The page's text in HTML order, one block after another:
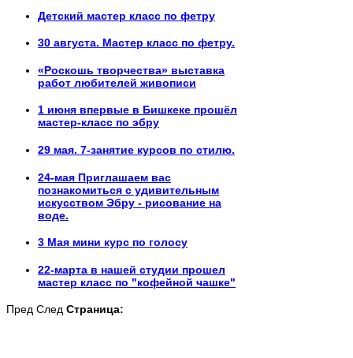
Детский мастер класс по фетру
30 августа. Мастер класс по фетру.
«Роскошь творчества» выставка
работ любителей живописи
1 июня впервые в Бишкеке прошёл
мастер-класс по эбру
29 мая. 7-занятие курсов по стилю.
24-мая Приглашаем вас
познакомиться с удивительным
искусством Эбру - рисование на
воде.
3 Мая мини курс по голосу
22-марта в нашей студии прошел
мастер класс по "кофейной чашке"
Пред След Страница: